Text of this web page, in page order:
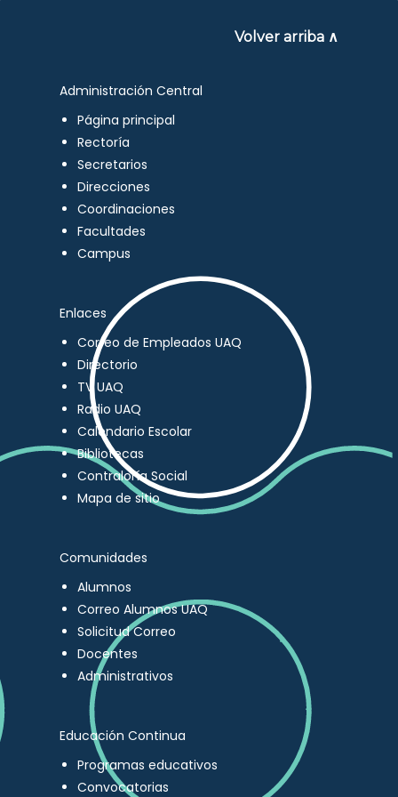
Volver arriba ∧
Administración Central
Página principal
Rectoría
Secretarios
Direcciones
Coordinaciones
Facultades
Campus
Enlaces
Correo de Empleados UAQ
Directorio
TV UAQ
Radio UAQ
Calendario Escolar
Bibliotecas
Contraloría Social
Mapa de sitio
Comunidades
Alumnos
Correo Alumnos UAQ
Solicitud Correo
Docentes
Administrativos
Educación Continua
Programas educativos
Convocatorias